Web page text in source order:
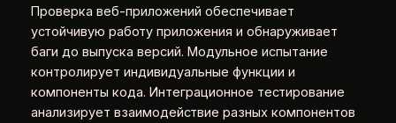
Проверка веб-приложений обеспечивает
устойчивую работу приложения и обнаруживает
баги до выпуска версий. Модульное испытание
контролирует индивидуальные функции и
компоненты кода. Интеграционное тестирование
анализирует взаимодействие разных компонентов